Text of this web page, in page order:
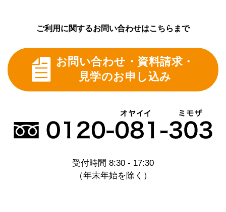
容などのご案内、事業運営上のアンケートのお願い
また、Webサーバーのログによって自動的に収集さ
れた情報は、弊社ホームページの状態の把握や安全
性の管理、その他、充実したホームページ運営のた
めに用いられます。
当サイトやミモザ株式会社にご連絡いただいたお客
様には、業務上適正な内容について、Eメールや郵
便・電話等によってご連絡させていただくことがあ
尚、お客様から弊社にご連絡いただくことで、いつ
でも、こうしたコンタクトを停止することができま
ご利用に関するお問い合わせはこちらまで
お問い合わせ・資料請求・
見学のお申し込み
受付時間 8:30 - 17:30
（年末年始を除く）